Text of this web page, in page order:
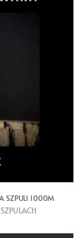
SZPULI 1000M